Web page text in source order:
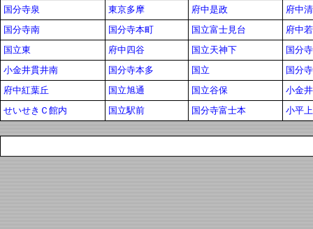
国分寺泉
東京多摩 府中是政
府中
国分寺南
国分寺本町 国立富士見台
府中
国立東
府中四谷 国立天神下
国分
小金井貫井南
国分寺本多 国立
国分寺
府中紅葉丘
国立旭通 国立谷保
小金
せいせきＣ館内
国立駅前 国分寺富士本 小平